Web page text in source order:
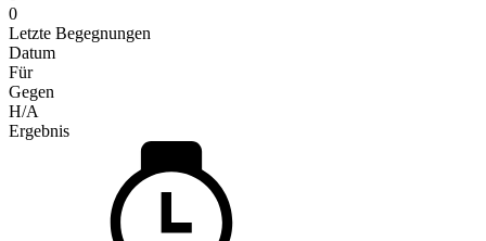
0
Letzte Begegnungen
Datum
Für
Gegen
H/A
Ergebnis